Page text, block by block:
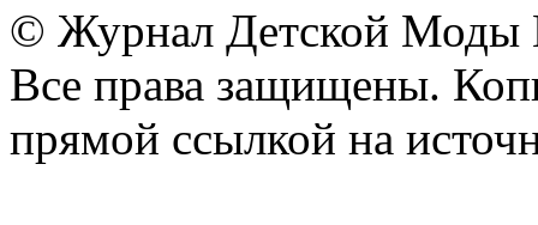
© Журнал Детской Моды
Все права защищены.
прямой ссылкой на